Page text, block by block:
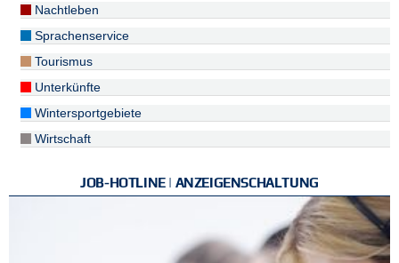
Nachtleben
Sprachenservice
Tourismus
Unterkünfte
Wintersportgebiete
Wirtschaft
JOB-HOTLINE | ANZEIGENSCHALTUNG